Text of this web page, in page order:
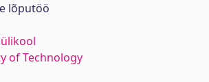
lõputöö
of Technology